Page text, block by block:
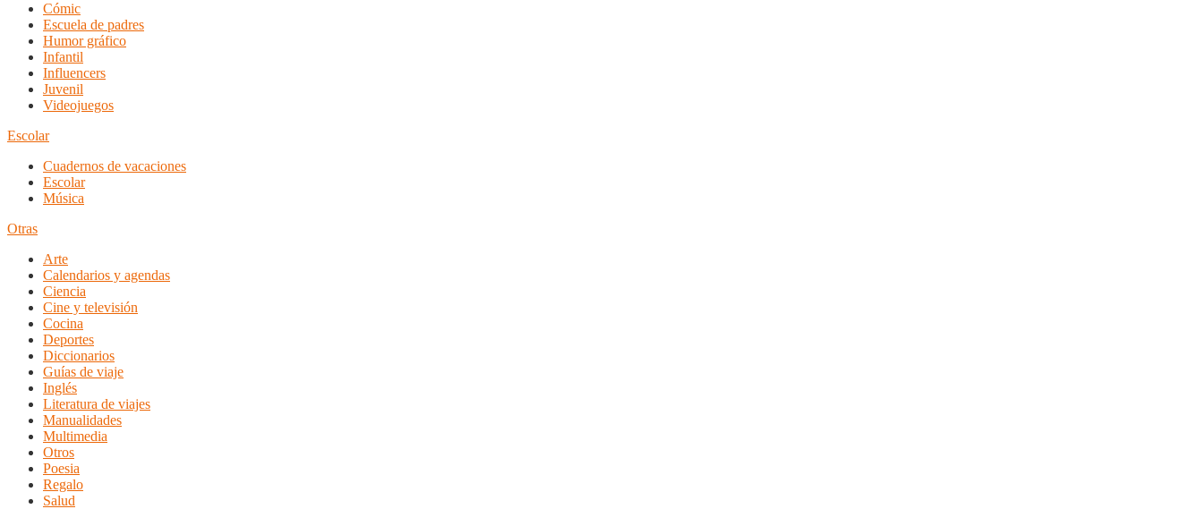
Cómic
Escuela de padres
Humor gráfico
Infantil
Influencers
Juvenil
Videojuegos
Escolar
Cuadernos de vacaciones
Escolar
Música
Otras
Arte
Calendarios y agendas
Ciencia
Cine y televisión
Cocina
Deportes
Diccionarios
Guías de viaje
Inglés
Literatura de viajes
Manualidades
Multimedia
Otros
Poesia
Regalo
Salud